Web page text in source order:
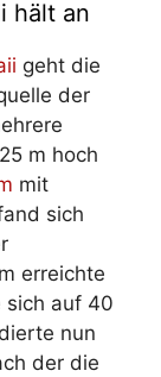
hält an
geht die
der
m hoch
mit
sich
erreichte
sich auf 40
nun
der die